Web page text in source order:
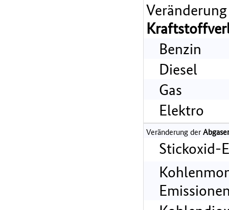
Benzin
Diesel
Gas
Elektro
Veränderung der
Stickoxid-